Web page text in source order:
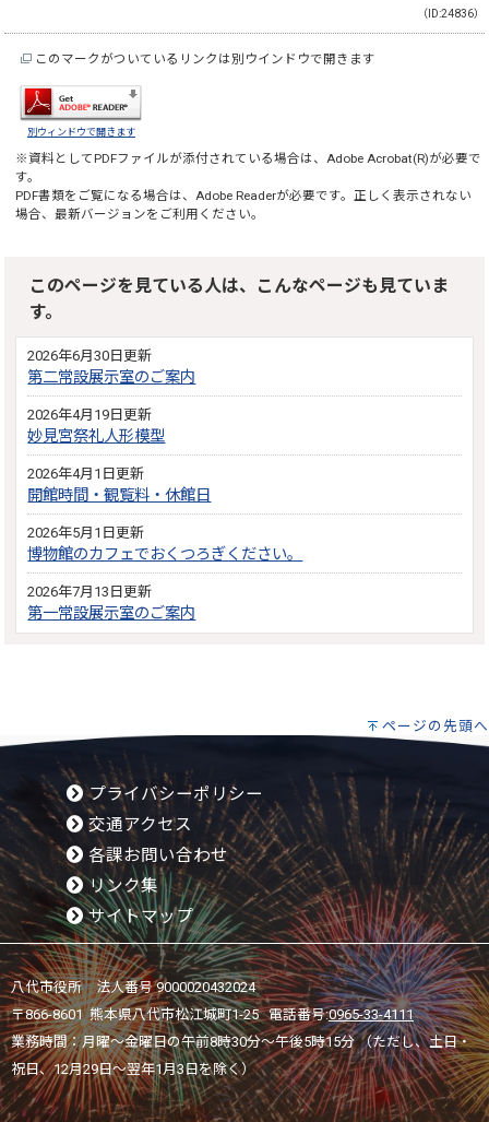
（ID:24836）
このマークがついているリンクは別ウインドウで開きます
別ウィンドウで開きます
※資料としてPDFファイルが添付されている場合は、 Adobe Acrobat(R)が必要で
す。
PDF書類をご覧になる場合は、 Adobe Readerが必要です。正しく表示されない
場合、最新バージョンをご利用ください。
このページを見ている人は、こんなページも見ていま
す。
2026年6月30日更新
第二常設展示室のご案内
2026年4月19日更新
妙見宮祭礼人形模型
2026年4月1日更新
開館時間・観覧料・休館日
2026年5月1日更新
博物館のカフェでおくつろぎください。
2026年7月13日更新
第一常設展示室のご案内
ページの先頭へ
プライバシーポリシー
交通アクセス
各課お問い合わせ
リンク集
サイトマップ
八代市役所 法人番号 9000020432024
〒866-8601 熊本県八代市松江城町1-25 電話番号:0965-33-4111
業務時間：月曜～金曜日の午前8時30分～午後5時15分 （ただし、土日・
祝日、12月29日～翌年1月3日を除く）